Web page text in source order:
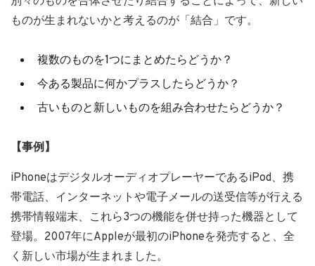
ものが生まれないかと考えるのが「結合」です。
複数のものを1つにまとめたらどうか？
今ある製品に何かプラスしたらどうか？
古いものと新しいものを組み合わせたらどうか？
【事例】
iPhoneはデジタルオーディオプレーヤーであるiPod、携
帯電話、インターネットや電子メールの送受信等が行える
携帯情報端末、これら3つの機能を併せ持った機器として
登場。2007年にAppleが最初のiPhoneを発売すると、全
く新しい市場が生まれました。